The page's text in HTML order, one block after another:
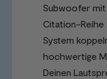
Subwoofer
Citation-Reihe
System
hochwertige
Deinen